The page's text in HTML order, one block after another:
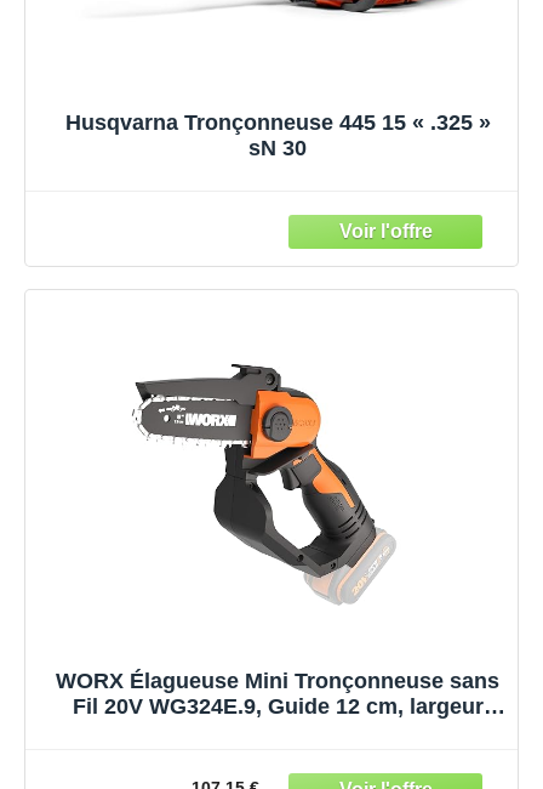
Husqvarna Tronçonneuse 445 15 « .325 »
sN 30
WORX Élagueuse Mini Tronçonneuse sans
Fil 20V WG324E.9, Guide 12 cm, largeur
protection, version sans Batterie ni